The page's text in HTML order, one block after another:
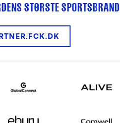
STØRSTE SPORTSBRAND